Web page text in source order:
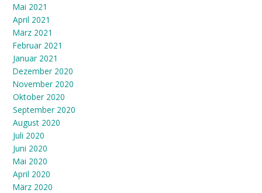
Mai 2021
April 2021
März 2021
Februar 2021
Januar 2021
Dezember 2020
November 2020
Oktober 2020
September 2020
August 2020
Juli 2020
Juni 2020
Mai 2020
April 2020
März 2020